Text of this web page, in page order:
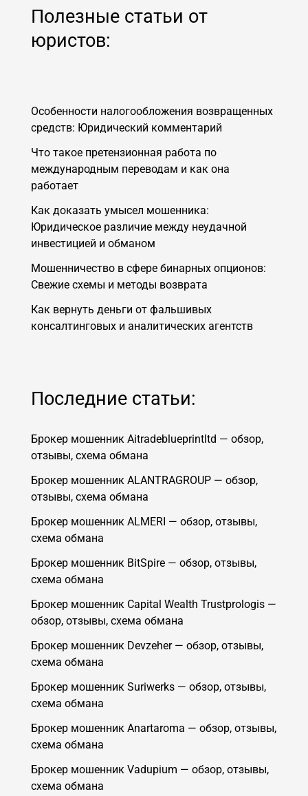
Полезные статьи от
юристов:
Особенности налогообложения возвращенных
средств: Юридический комментарий
Что такое претензионная работа по
международным переводам и как она
работает
Как доказать умысел мошенника:
Юридическое различие между неудачной
инвестицией и обманом
Мошенничество в сфере бинарных опционов:
Свежие схемы и методы возврата
Как вернуть деньги от фальшивых
консалтинговых и аналитических агентств
Последние статьи:
Брокер мошенник Aitradeblueprintltd — обзор,
отзывы, схема обмана
Брокер мошенник ALANTRAGROUP — обзор,
отзывы, схема обмана
Брокер мошенник ALMERI — обзор, отзывы,
схема обмана
Брокер мошенник BitSpire — обзор, отзывы,
схема обмана
Брокер мошенник Capital Wealth Trustprologis —
обзор, отзывы, схема обмана
Брокер мошенник Devzeher — обзор, отзывы,
схема обмана
Брокер мошенник Suriwerks — обзор, отзывы,
схема обмана
Брокер мошенник Anartaroma — обзор, отзывы,
схема обмана
Брокер мошенник Vadupium — обзор, отзывы,
схема обмана